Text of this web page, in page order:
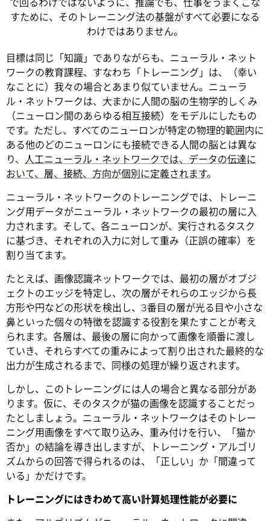
で回るわけではないように、推論でも、仕事をうまくこな
すために、そのトレーニング法の基盤がすべて必要になる
わけではありません。
目標は同じ「知識」でありながらも、ニューラル・ネット
ワークの教育課程、すなわち「トレーニング」は、（幸い
なことに）我々の場合とあまり似ていません。ニューラ
ル・ネットワークは、大まかに人間の脳の生物学的しくみ
（ニューロン間のあらゆる相互接続）をモデルにしたもの
です。ただし、すべてのニューロンが特定の物理的範囲内に
ある他のどのニューロンにも接続できる人間の脳とは異な
り、 人工ニューラル・ネットワークでは、データの伝達に
おいて、層、接続、方向が個別に定義されます。
ニューラル・ネットワークのトレーニングでは、トレーニ
ング用データがニューラル・ネットワークの最初の層に入
力されます。そして、各ニューロンが、実行されるタスク
に基づき、それぞれの入力に対して重み（正誤の確率）を
割り当てます。
たとえば、画像認識ネットワークでは、最初の層がオブジ
ェクトのエッジを特定し、次の層がそれらのエッジから長
方形や円などの形状を検出し、3番目の層が光る目や小さな
鼻といった個々の特徴を認識する役割を果たすことが考え
られます。各層は、最後の層に向かって画像を順番に渡し
ていき、それらすべての重みによって割り出された最終的な
出力が生成されるまで、同様の処理が繰り返されます。
しかし、このトレーニングには人の場合と異なる部分があ
ります。仮に、そのタスクが猫の画像を認識することだっ
たとしましょう。ニューラル・ネットワークはそのトレー
ニング用画像をすべて取り込み、重み付けを行い、「猫か
否か」の結論を導き出しますが、トレーニング・アルゴリ
ズムからの回答で得られるのは、「正しい」か「間違って
いる」かだけです。
トレーニングにはきわめて高い計算処理性能が必要に